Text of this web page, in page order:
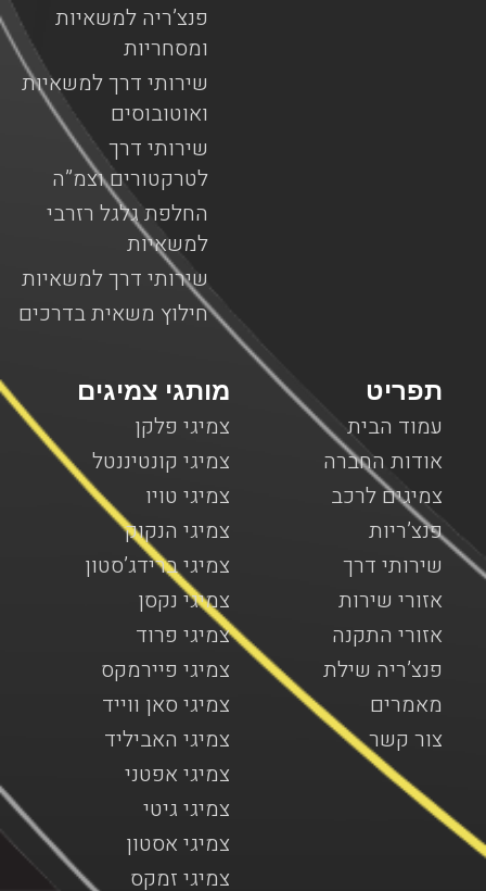
פנצ’ריה למשאיות
ומסחריות
שירותי דרך למשאיות
ואוטובוסים
שירותי דרך
לטרקטורים וצמ”ה
החלפת גלגל רזרבי
למשאיות
שירותי דרך למשאיות
חילוץ משאית בדרכים
מותגי צמיגים
צמיגי פלקן
צמיגי קונטיננטל
צמיגי טויו
צמיגי הנקוק
צמיגי ברידג’סטון
צמיגי נקסן
צמיגי פרוד
צמיגי פיירמקס
צמיגי סאן ווייד
צמיגי האביליד
צמיגי אפטני
צמיגי גיטי
צמיגי אסטון
צמיגי זמקס
תפריט
עמוד הבית
אודות החברה
צמיגים לרכב
פנצ’ריות
שירותי דרך
אזורי שירות
אזורי התקנה
פנצ’ריה שילת
מאמרים
צור קשר